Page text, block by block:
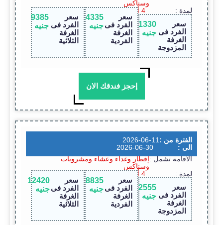
وسناكس
لمدة :
4 أيام / 3 ليالى
سعر
الفرد فى
الغرفة
المزدوجة
11330
جنيه
سعر
الفرد فى
الغرفة
الفردية
14335
جنيه
سعر
الفرد فى
الغرفة
الثلاثية
9385
جنيه
إحجز فندقك الان
الفترة من : 2026-06-11
الى :
2026-06-30
الاقامة تشمل :إفطار وغداء وعشاء ومشروبات
وسناكس
لمدة :
4 أيام / 3 ليالى
سعر
الفرد فى
الغرفة
المزدوجة
12555
جنيه
سعر
الفرد فى
الغرفة
الفردية
18835
جنيه
سعر
الفرد فى
الغرفة
الثلاثية
12420
جنيه